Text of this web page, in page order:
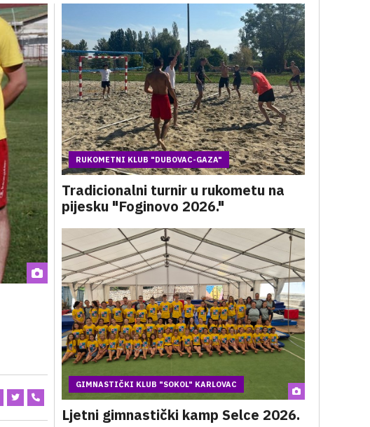
RUKOMETNI KLUB "DUBOVAC-GAZA"
Tradicionalni turnir u rukometu na
pijesku "Foginovo 2026."
GIMNASTIČKI KLUB "SOKOL" KARLOVAC
Ljetni gimnastički kamp Selce 2026.